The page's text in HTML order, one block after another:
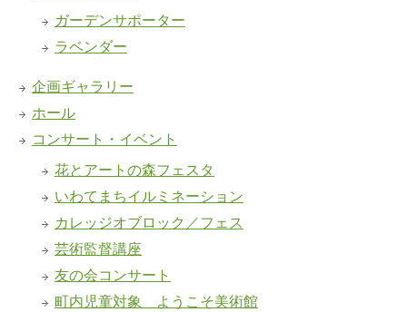
ガーデンサポーター
ラベンダー
企画ギャラリー
ホール
コンサート・イベント
花とアートの森フェスタ
いわてまちイルミネーション
カレッジオブロック／フェス
芸術監督講座
友の会コンサート
町内児童対象 ようこそ美術館